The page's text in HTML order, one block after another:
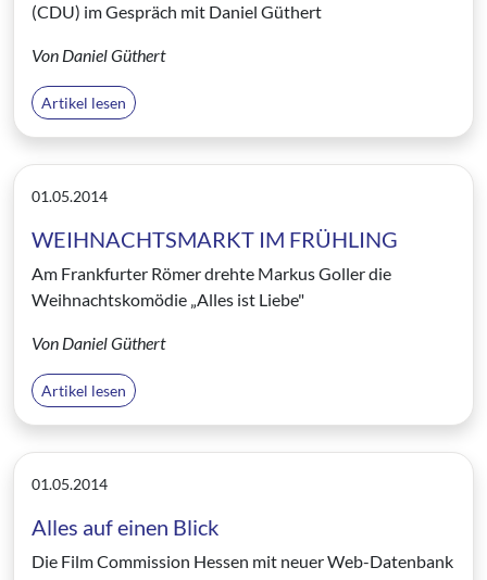
(CDU) im Gespräch mit Daniel Güthert
Von Daniel Güthert
Artikel lesen
01.05.2014
WEIHNACHTSMARKT IM FRÜHLING
Am Frankfurter Römer drehte Markus Goller die
Weihnachtskomödie „Alles ist Liebe"
Von Daniel Güthert
Artikel lesen
01.05.2014
Alles auf einen Blick
Die Film Commission Hessen mit neuer Web-Datenbank